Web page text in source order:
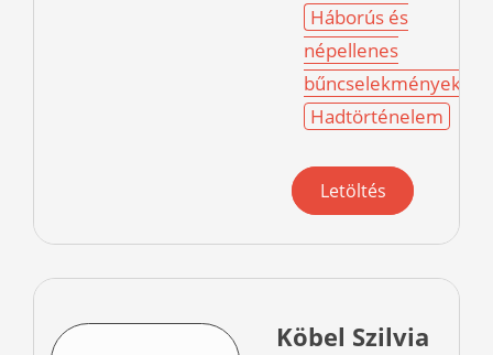
Háborús és
népellenes
bűncselekmények
Hadtörténelem
Letöltés
Köbel Szilvia